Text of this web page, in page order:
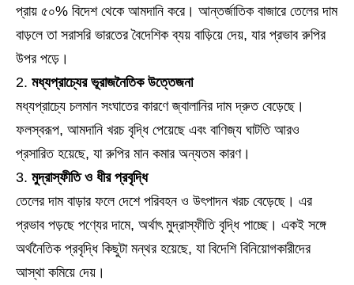
প্রায় ৫০% বিদেশ থেকে আমদানি করে। আন্তর্জাতিক বাজারে তেলের দাম
বাড়লে তা সরাসরি ভারতের বৈদেশিক ব্যয় বাড়িয়ে দেয়, যার প্রভাব রুপির
উপর পড়ে।
মধ্যপ্রাচ্যের ভূরাজনৈতিক উত্তেজনা
মধ্যপ্রাচ্যে চলমান সংঘাতের কারণে জ্বালানির দাম দ্রুত বেড়েছে।
ফলস্বরূপ, আমদানি খরচ বৃদ্ধি পেয়েছে এবং বাণিজ্য ঘাটতি আরও
প্রসারিত হয়েছে, যা রুপির মান কমার অন্যতম কারণ।
মুদ্রাস্ফীতি ও ধীর প্রবৃদ্ধি
তেলের দাম বাড়ার ফলে দেশে পরিবহন ও উৎপাদন খরচ বেড়েছে। এর
প্রভাব পড়ছে পণ্যের দামে, অর্থাৎ মুদ্রাস্ফীতি বৃদ্ধি পাচ্ছে। একই সঙ্গে
অর্থনৈতিক প্রবৃদ্ধি কিছুটা মন্থর হয়েছে, যা বিদেশি বিনিয়োগকারীদের
আস্থা কমিয়ে দেয়।